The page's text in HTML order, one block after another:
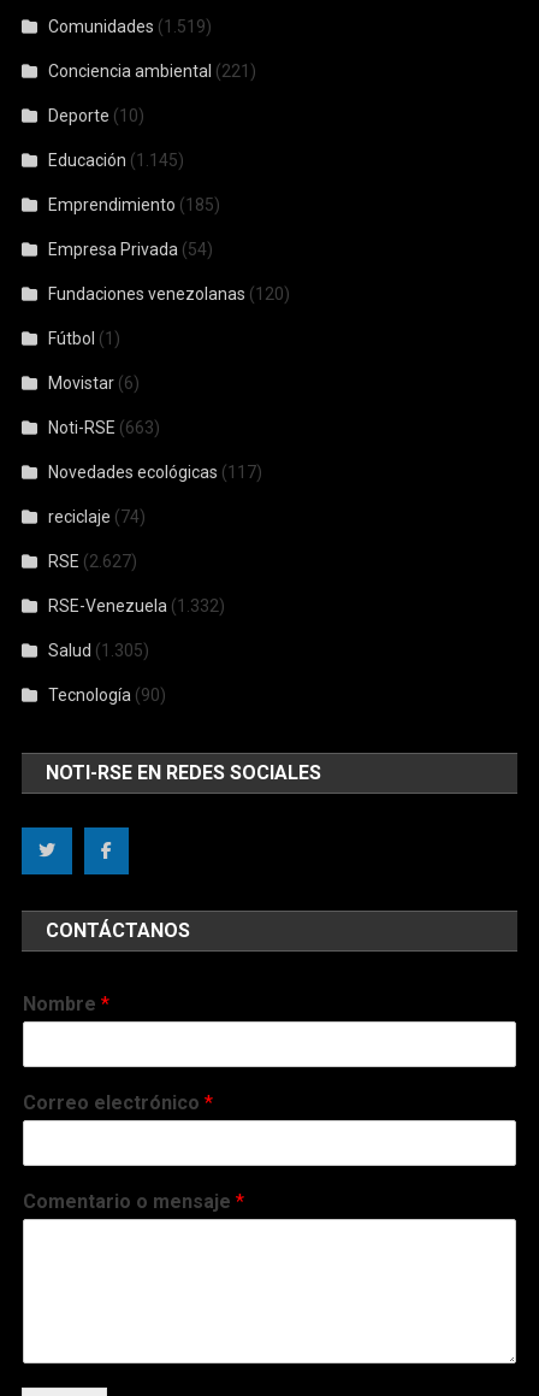
Comunidades (1.519)
Conciencia ambiental (221)
Deporte (10)
Educación (1.145)
Emprendimiento (185)
Empresa Privada (54)
Fundaciones venezolanas (120)
Fútbol (1)
Movistar (6)
Noti-RSE (663)
Novedades ecológicas (117)
reciclaje (74)
RSE (2.627)
RSE-Venezuela (1.332)
Salud (1.305)
Tecnología (90)
NOTI-RSE EN REDES SOCIALES
CONTÁCTANOS
Nombre*
Correo electrónico*
Comentario o mensaje*